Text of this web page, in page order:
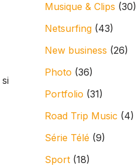
si
Musique & Clips (30)
Netsurfing (43)
New business (26)
Photo (36)
Portfolio (31)
Road Trip Music (4)
Série Télé (9)
Sport (18)